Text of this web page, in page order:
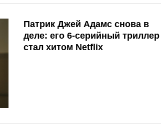
Патрик Джей Адамс снова в
деле: его 6-серийный триллер
стал хитом Netflix